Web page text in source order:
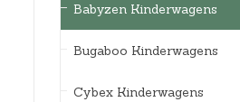
Babyzen Kinderwagens
Bugaboo Kinderwagens
Cybex Kinderwagens